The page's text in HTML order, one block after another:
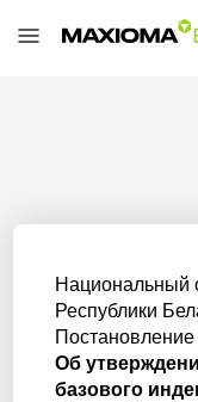
Национальный
Республики
Об
базового